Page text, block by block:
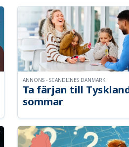
Ta färjan till
sommar
ANNONS - SCANDLINES DANMARK